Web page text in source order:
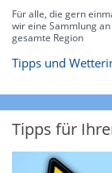
Für alle, die gern
wir eine Sammlung
gesamte Region
Tipps und
Tipps für